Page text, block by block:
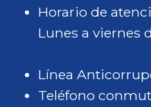
Horario de
Lunes a viernes
Línea
Teléfono